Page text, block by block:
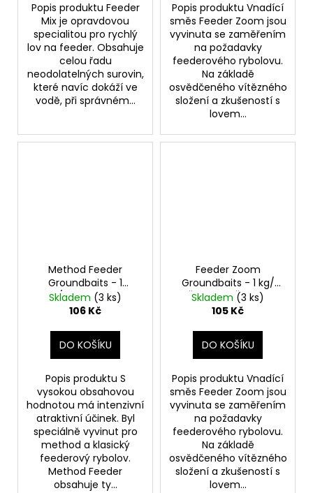
Popis produktu Feeder
Mix je opravdovou
specialitou pro rychlý
lov na feeder. Obsahuje
celou řadu
neodolatelných surovin,
které navíc dokáží ve
vodě, při správném...
Popis produktu Vnadící
směs Feeder Zoom jsou
vyvinuta se zaměřením
na požadavky
feederového rybolovu.
Na základě
osvědčeného vítězného
složení a zkušeností s
lovem...
Method Feeder
Groundbaits - 1
kg/Ananas-NBC
Skladem (3 ks)
106 Kč
DO KOŠÍKU
Popis produktu S
vysokou obsahovou
hodnotou má intenzivní
atraktivní účinek. Byl
speciálně vyvinut pro
method a klasický
feederový rybolov.
Method Feeder
obsahuje ty...
Feeder Zoom
Groundbaits - 1 kg/
Čili-Pepř-Česnek
Skladem (3 ks)
105 Kč
DO KOŠÍKU
Popis produktu Vnadící
směs Feeder Zoom jsou
vyvinuta se zaměřením
na požadavky
feederového rybolovu.
Na základě
osvědčeného vítězného
složení a zkušeností s
lovem...